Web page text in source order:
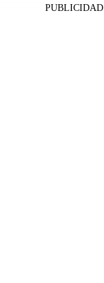
PUBLICIDAD